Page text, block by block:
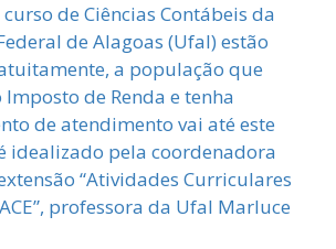
de Ciências Contábeis da
de Alagoas (Ufal) estão
a população que
de Renda e tenha
de atendimento vai até este
idealizado pela coordenadora
“Atividades Curriculares
professora da Ufal Marluce